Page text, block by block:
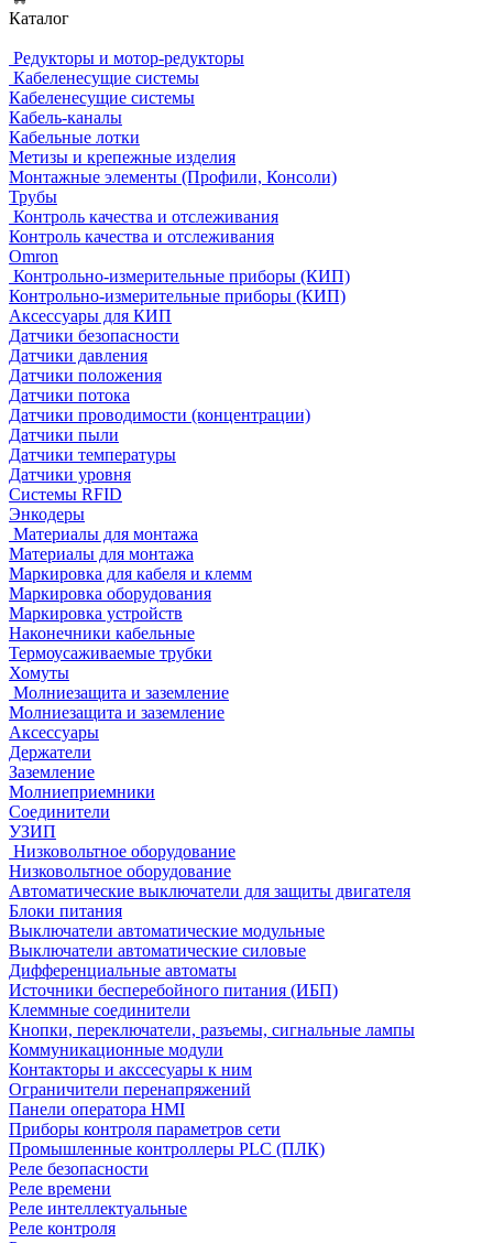
Каталог
Редукторы и мотор-редукторы
Кабеленесущие системы
Кабеленесущие системы
Кабель-каналы
Кабельные лотки
Метизы и крепежные изделия
Монтажные элементы (Профили, Консоли)
Трубы
Контроль качества и отслеживания
Контроль качества и отслеживания
Omron
Контрольно-измерительные приборы (КИП)
Контрольно-измерительные приборы (КИП)
Аксессуары для КИП
Датчики безопасности
Датчики давления
Датчики положения
Датчики потока
Датчики проводимости (концентрации)
Датчики пыли
Датчики температуры
Датчики уровня
Системы RFID
Энкодеры
Материалы для монтажа
Материалы для монтажа
Маркировка для кабеля и клемм
Маркировка оборудования
Маркировка устройств
Наконечники кабельные
Термоусаживаемые трубки
Хомуты
Молниезащита и заземление
Молниезащита и заземление
Аксессуары
Держатели
Заземление
Молниеприемники
Соединители
УЗИП
Низковольтное оборудование
Низковольтное оборудование
Автоматические выключатели для защиты двигателя
Блоки питания
Выключатели автоматические модульные
Выключатели автоматические силовые
Дифференциальные автоматы
Источники бесперебойного питания (ИБП)
Клеммные соединители
Кнопки, переключатели, разъемы, сигнальные лампы
Коммуникационные модули
Контакторы и акссесуары к ним
Ограничители перенапряжений
Панели оператора HMI
Приборы контроля параметров сети
Промышленные контроллеры PLC (ПЛК)
Реле безопасности
Реле времени
Реле интеллектуальные
Реле контроля